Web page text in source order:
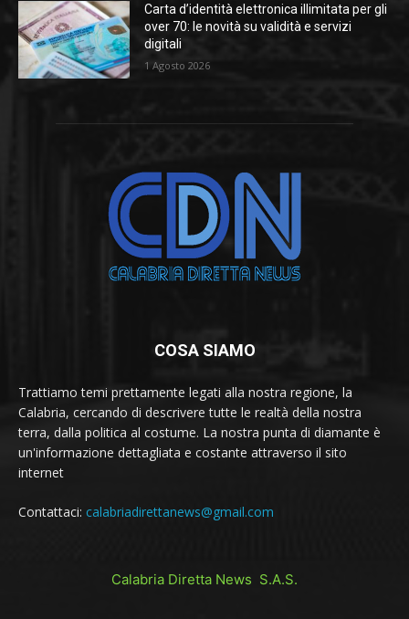
Carta d’identità elettronica illimitata per gli
over 70: le novità su validità e servizi
digitali
1 Agosto 2026
COSA SIAMO
Trattiamo temi prettamente legati alla nostra regione, la
Calabria, cercando di descrivere tutte le realtà della nostra
terra, dalla politica al costume. La nostra punta di diamante è
un'informazione dettagliata e costante attraverso il sito
internet
Contattaci: calabriadirettanews@gmail.com
Calabria Diretta News S.A.S.